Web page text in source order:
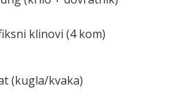
klinovi (4 kom)
(kugla/kvaka)